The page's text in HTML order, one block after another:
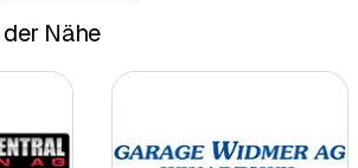
- Klimaservice
Nähe